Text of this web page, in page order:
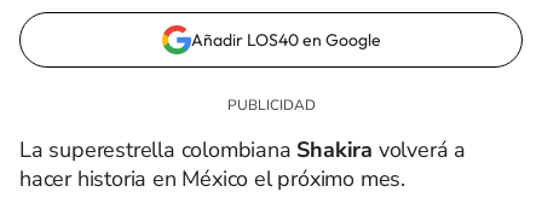
Añadir LOS40 en Google
La superestrella colombiana Shakira volverá a
hacer historia en México el próximo mes.